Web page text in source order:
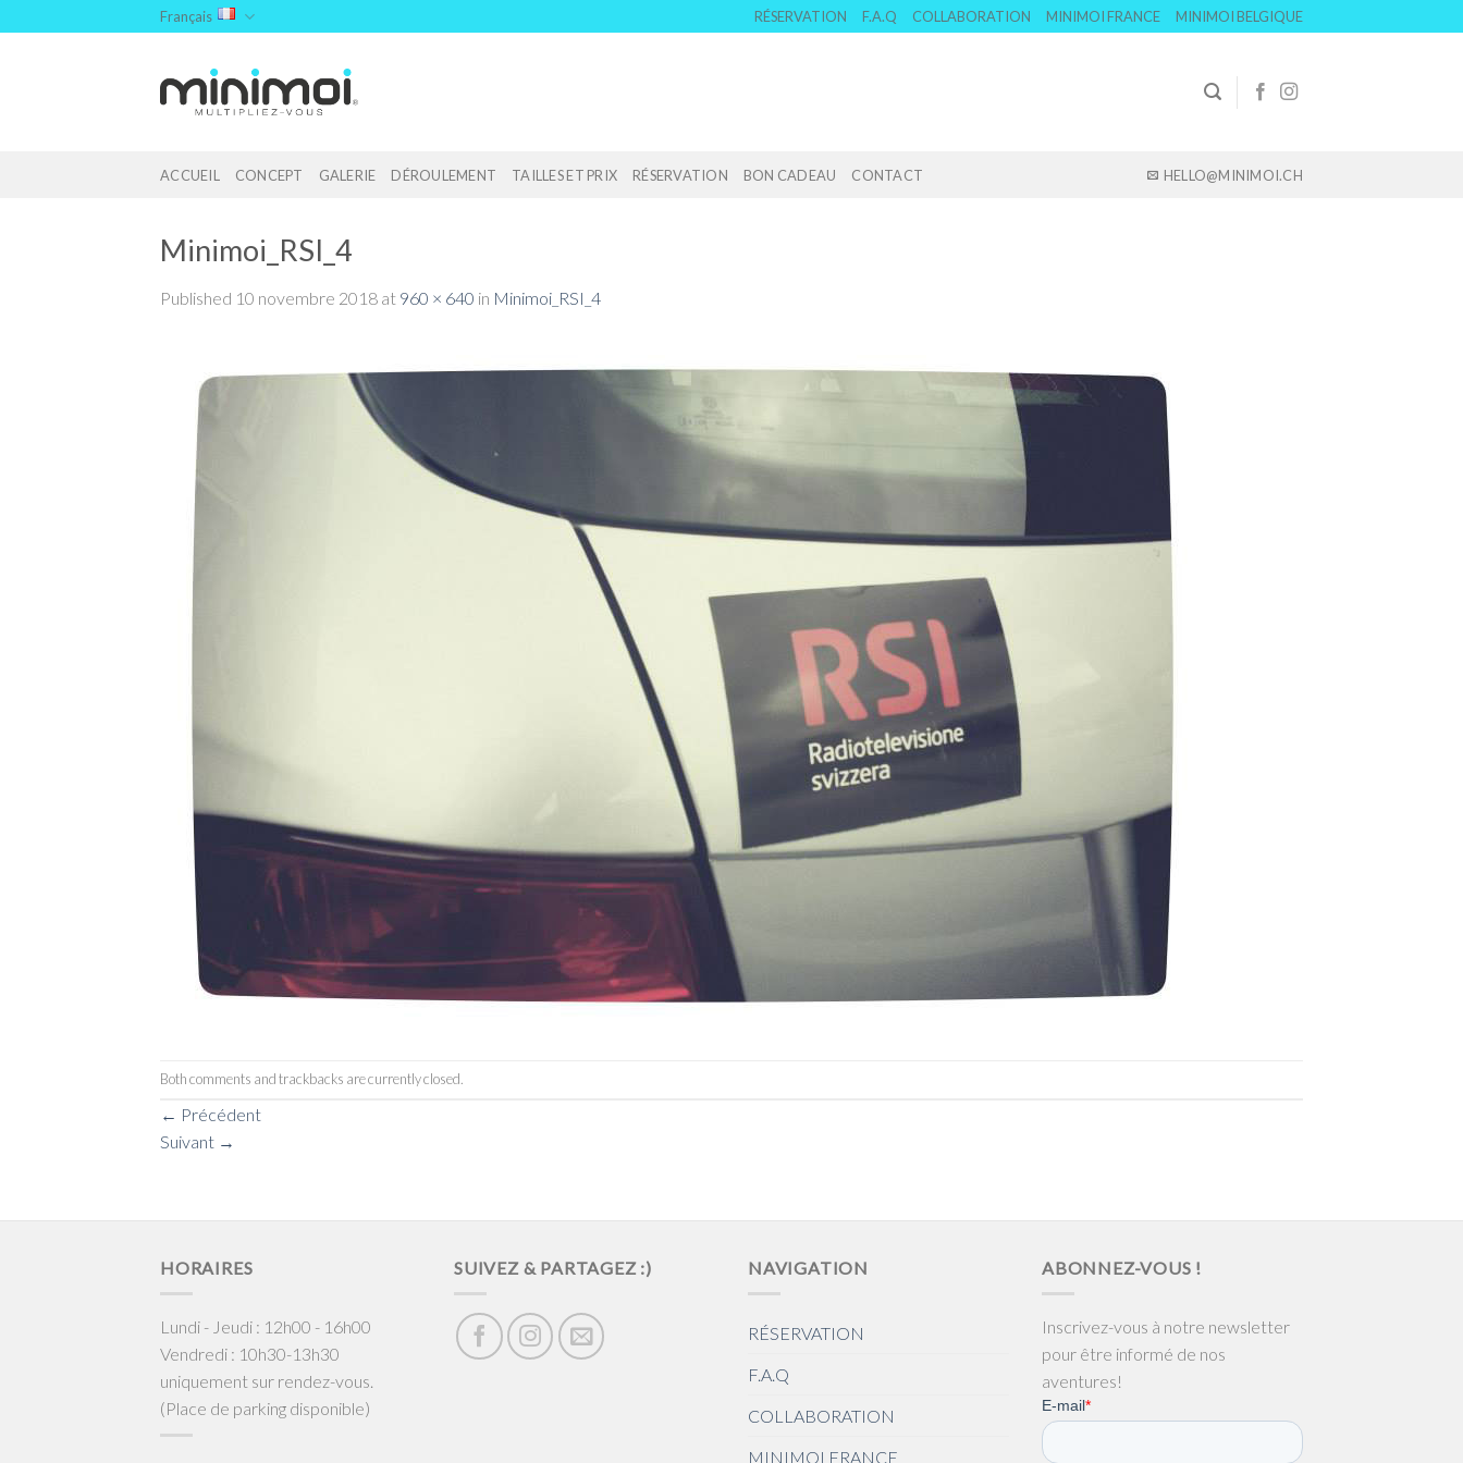
to
Français RÉSERVATION F.A.Q COLLABORATION MINIMOI FRANCE MINIMOI BELGIQUE
ACCUEIL CONCEPT GALERIE DÉROULEMENT TAILLES ET PRIX RÉSERVATION BON CADEAU CONTACT HELLO@MINIMOI.CH
Minimoi_RSI_4
Published 10 novembre 2018 at 960 × 640 in Minimoi_RSI_4
Both comments and trackbacks are currently closed.
← Précédent
Suivant →
HORAIRES
Lundi - Jeudi : 12h00 - 16h00
Vendredi : 10h30-13h30
uniquement sur rendez-vous.
(Place de parking disponible)
SUIVEZ & PARTAGEZ :) NAVIGATION
RÉSERVATION
F.A.Q
COLLABORATION
MINIMOI FRANCE
ABONNEZ-VOUS !
Inscrivez-vous à notre newsletter
pour être informé de nos
aventures!